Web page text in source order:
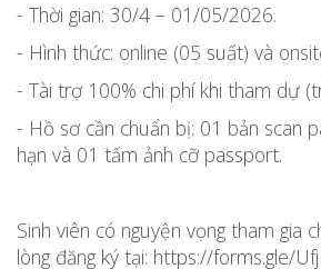
- Thời gian: 30/4 – 01/05/2026.
- Hình thức: online (05 suất) và
- Tài trợ 100% chi phí khi tham dự
- Hồ sơ cần chuẩn bị: 01 bản scan
hạn và 01 tấm ảnh cỡ passport.
Sinh viên có nguyện vọng tham gia
lòng đăng ký tại: https://forms.gle/